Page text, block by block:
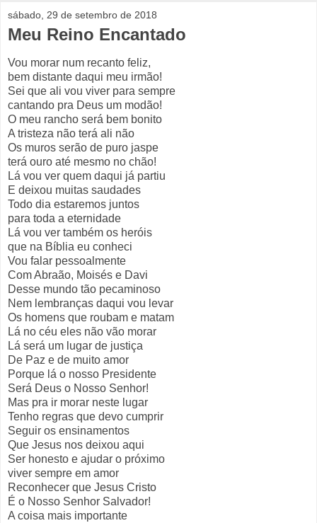
sábado, 29 de setembro de 2018
Meu Reino Encantado
Vou morar num recanto feliz,
bem distante daqui meu irmão!
Sei que ali vou viver para sempre
cantando pra Deus um modão!
O meu rancho será bem bonito
A tristeza não terá ali não
Os muros serão de puro jaspe
terá ouro até mesmo no chão!
Lá vou ver quem daqui já partiu
E deixou muitas saudades
Todo dia estaremos juntos
para toda a eternidade
Lá vou ver também os heróis
que na Bíblia eu conheci
Vou falar pessoalmente
Com Abraão, Moisés e Davi
Desse mundo tão pecaminoso
Nem lembranças daqui vou levar
Os homens que roubam e matam
Lá no céu eles não vão morar
Lá será um lugar de justiça
De Paz e de muito amor
Porque lá o nosso Presidente
Será Deus o Nosso Senhor!
Mas pra ir morar neste lugar
Tenho regras que devo cumprir
Seguir os ensinamentos
Que Jesus nos deixou aqui
Ser honesto e ajudar o próximo
viver sempre em amor
Reconhecer que Jesus Cristo
É o Nosso Senhor Salvador!
A coisa mais importante